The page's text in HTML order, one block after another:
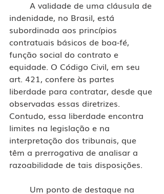
indenidade, no Brasil, está
subordinada aos princípios
contratuais básicos de boa-fé,
função social do contrato e
equidade. O Código Civil, em seu
art. 421, confere às partes
liberdade para contratar, desde que
observadas essas diretrizes.
Contudo, essa liberdade encontra
limites na legislação e na
interpretação dos tribunais, que
têm a prerrogativa de analisar a
razoabilidade de tais disposições.